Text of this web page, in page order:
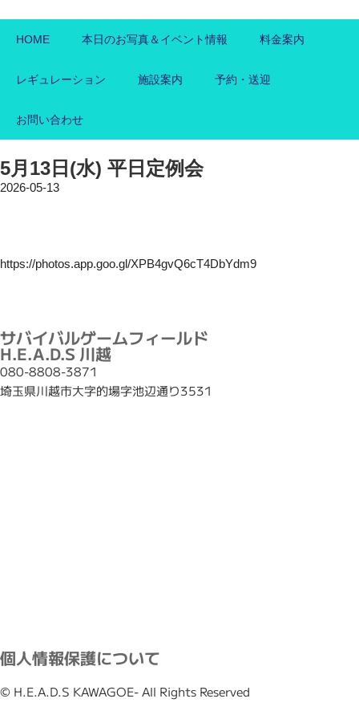
HOME 本日のお写真＆イベント情報 料金案内
レギュレーション 施設案内 予約・送迎
お問い合わせ
5月13日(水) 平日定例会
2026-05-13
https://photos.app.goo.gl/XPB4gvQ6cT4DbYdm9
サバイバルゲームフィールド
H.E.A.D.S 川越
080-8808-3871
埼玉県川越市大字的場字池辺通り3531
個人情報保護について
© H.E.A.D.S KAWAGOE- All Rights Reserved